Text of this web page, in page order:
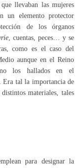
llevaban las mujeres
un elemento protector
de los órganos
, cuentas, peces… y se
como es el caso del
aunque en el Reino
los hallados en el
Era tal la importancia de
materiales, tales
para designar la